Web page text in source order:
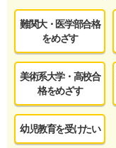
難関大・医学部合格
をめざす
美術系大学・高校合
格をめざす
幼児教育を受けたい